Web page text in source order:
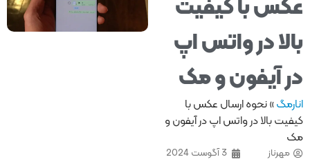
با کیفیت
در واتس اپ
آیفون و مک
»نحوه ارسال عکس با
بالا در واتس اپ در آیفون و
مهرناز